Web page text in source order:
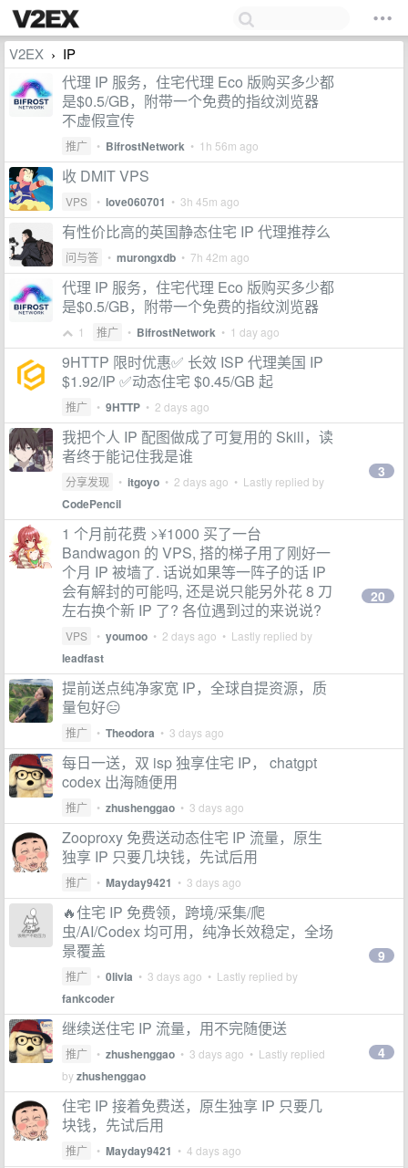
V2EX › IP
代理 IP 服务，住宅代理 Eco 版购买多少都
是$0.5/GB，附带一个免费的指纹浏览器
不虚假宣传
推广 • BifrostNetwork • 1h 56m ago
收 DMIT VPS
VPS • love060701 • 3h 45m ago
有性价比高的英国静态住宅 IP 代理推荐么
问与答 • murongxdb • 7h 42m ago
代理 IP 服务，住宅代理 Eco 版购买多少都
是$0.5/GB，附带一个免费的指纹浏览器
1 推广 • BifrostNetwork • 1 day ago
9HTTP 限时优惠✅ 长效 ISP 代理美国 IP
$1.92/IP ✅动态住宅 $0.45/GB 起
推广 • 9HTTP • 2 days ago
我把个人 IP 配图做成了可复用的 Skill，读
者终于能记住我是谁
分享发现 • itgoyo • 2 days ago • Lastly replied by
CodePencil
3
1 个月前花费 >¥1000 买了一台
Bandwagon 的 VPS, 搭的梯子用了刚好一
个月 IP 被墙了. 话说如果等一阵子的话 IP
会有解封的可能吗, 还是说只能另外花 8 刀
左右换个新 IP 了? 各位遇到过的来说说?
VPS • youmoo • 2 days ago • Lastly replied by
leadfast
20
提前送点纯净家宽 IP，全球自提资源，质
量包好😑
推广 • Theodora • 3 days ago
每日一送，双 isp 独享住宅 IP， chatgpt
codex 出海随便用
推广 • zhushenggao • 3 days ago
Zooproxy 免费送动态住宅 IP 流量，原生
独享 IP 只要几块钱，先试后用
推广 • Mayday9421 • 3 days ago
🔥住宅 IP 免费领，跨境/采集/爬
虫/AI/Codex 均可用，纯净长效稳定，全场
景覆盖
推广 • 0livia • 3 days ago • Lastly replied by
fankcoder
9
继续送住宅 IP 流量，用不完随便送
推广 • zhushenggao • 3 days ago • Lastly replied
byzhushenggao
4
住宅 IP 接着免费送，原生独享 IP 只要几
块钱，先试后用
推广 • Mayday9421 • 4 days ago